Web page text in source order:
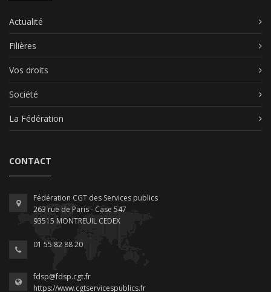
Actualité
Filières
Vos droits
Société
La Fédération
CONTACT
Fédération CGT des Services publics
263 rue de Paris - Case 547
93515 MONTREUIL CEDEX
01 55 82 88 20
fdsp@fdsp.cgt.fr
https://www.cgtservicespublics.fr